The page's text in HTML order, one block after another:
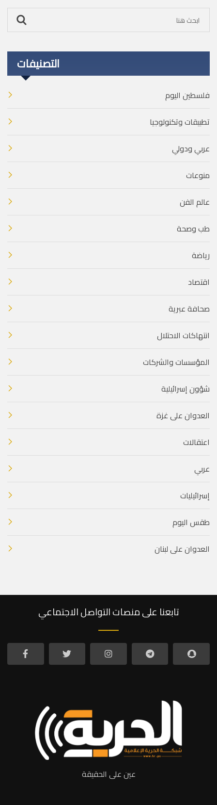
التصنيفات
فلسطين اليوم
تطبيقات وتكنولوجيا
عربي ودولي
منوعات
عالم الفن
طب وصحة
رياضة
اقتصاد
صحافة عبرية
انتهاكات الاحتلال
المؤسسات والشركات
شؤون إسرائيلية
العدوان على غزة
اعتقالات
عربي
إسرائيليات
طقس اليوم
العدوان على لبنان
تابعنا على منصات التواصل الاجتماعي
عين على الحقيقة